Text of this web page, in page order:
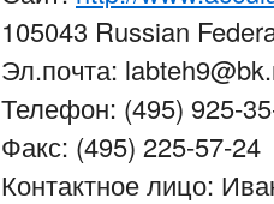
105043 Russian
Эл.почта:
Телефон: (495) 925-
Факс: (495) 225-57-24
Контактное лицо: